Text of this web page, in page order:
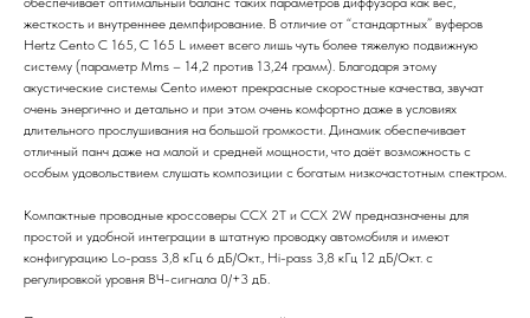
жесткость и внутреннее демпфирование. В отличие от “стандартных” вуферов
Hertz Cento С 165, С 165 L имеет всего лишь чуть более тяжелую подвижную
систему (параметр Mms – 14,2 против 13,24 грамм). Благодаря этому
акустические системы Cento имеют прекрасные скоростные качества, звучат
очень энергично и детально и при этом очень комфортно даже в условиях
длительного прослушивания на большой громкости. Динамик обеспечивает
отличный панч даже на малой и средней мощности, что даёт возможность с
особым удовольствием слушать композиции с богатым низкочастотным спектром.
Компактные проводные кроссоверы ССХ 2Т и ССХ 2W предназначены для
простой и удобной интеграции в штатную проводку автомобиля и имеют
конфигурацию Lo-pass 3,8 кГц 6 дБ/Окт., Hi-pass 3,8 кГц 12 дБ/Окт. с
регулировкой уровня ВЧ-сигнала 0/+3 дБ.